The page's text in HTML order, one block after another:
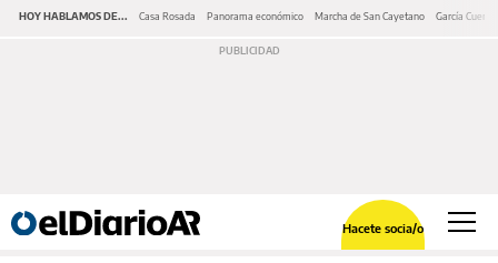
HOY HABLAMOS DE... Casa Rosada Panorama económico Marcha de San Cayetano García Cuerva
Hacete socia/o